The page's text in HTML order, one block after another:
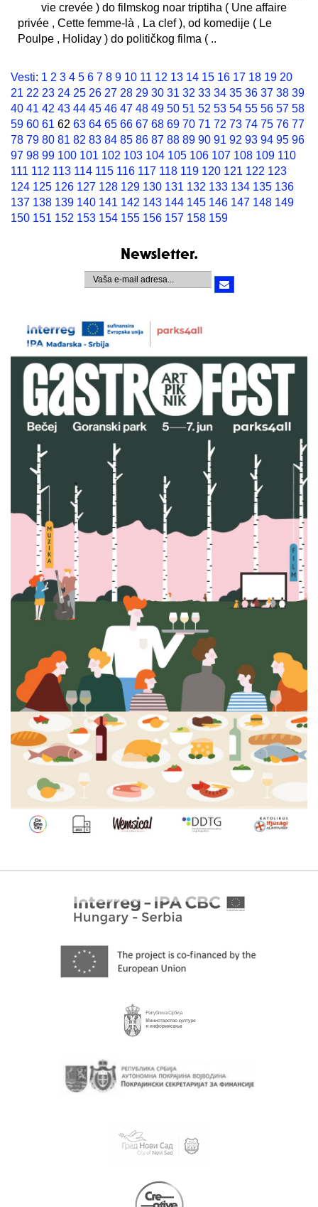
vie crevée ) do filmskog noar triptiha ( Une affaire
privée , Cette femme-là , La clef ), od komedije ( Le
Poulpe , Holiday ) do političkog filma ( ..
Vesti: 1 2 3 4 5 6 7 8 9 10 11 12 13 14 15 16 17 18 19 20
21 22 23 24 25 26 27 28 29 30 31 32 33 34 35 36 37 38 39
40 41 42 43 44 45 46 47 48 49 50 51 52 53 54 55 56 57 58
59 60 61 62 63 64 65 66 67 68 69 70 71 72 73 74 75 76 77
78 79 80 81 82 83 84 85 86 87 88 89 90 91 92 93 94 95 96
97 98 99 100 101 102 103 104 105 106 107 108 109 110
111 112 113 114 115 116 117 118 119 120 121 122 123
124 125 126 127 128 129 130 131 132 133 134 135 136
137 138 139 140 141 142 143 144 145 146 147 148 149
150 151 152 153 154 155 156 157 158 159
Newsletter.